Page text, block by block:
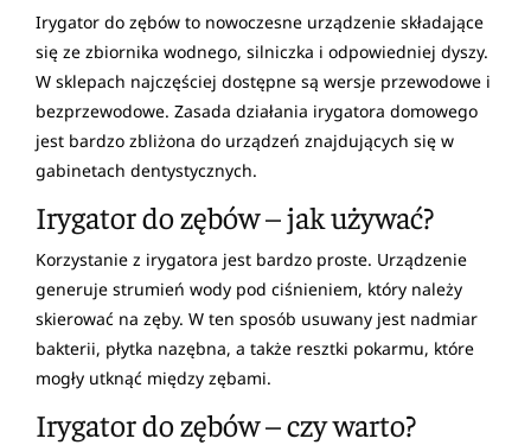
Irygator do zębów to nowoczesne urządzenie składające
się ze zbiornika wodnego, silniczka i odpowiedniej dyszy.
W sklepach najczęściej dostępne są wersje przewodowe i
bezprzewodowe. Zasada działania irygatora domowego
jest bardzo zbliżona do urządzeń znajdujących się w
gabinetach dentystycznych.
Irygator do zębów – jak używać?
Korzystanie z irygatora jest bardzo proste. Urządzenie
generuje strumień wody pod ciśnieniem, który należy
skierować na zęby. W ten sposób usuwany jest nadmiar
bakterii, płytka nazębna, a także resztki pokarmu, które
mogły utknąć między zębami.
Irygator do zębów – czy warto?